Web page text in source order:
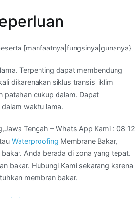
[manfaatnya|fungsinya|gunanya}.
Terpenting dapat membendung
dikarenakan siklus transisi iklim
patahan cukup dalam. Dapat
waktu lama.
Tengah – Whats App Kami : 08 12
Waterproofing Membrane Bakar,
Anda berada di zona yang tepat.
bakar. Hubungi Kami sekarang karena
membran bakar.